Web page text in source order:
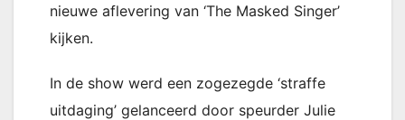
nieuwe aflevering van ‘The Masked Singer’
kijken.
In de show werd een zogezegde ‘straffe
uitdaging’ gelanceerd door speurder Julie